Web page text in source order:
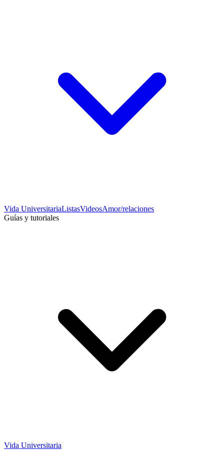
Vida UniversitariaListasVideosAmor/relaciones
Guías y tutoriales
Vida Universitaria